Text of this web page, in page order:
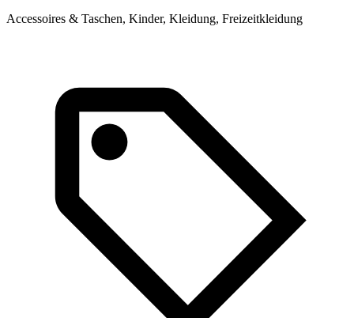
Accessoires & Taschen, Kinder, Kleidung, Freizeitkleidung